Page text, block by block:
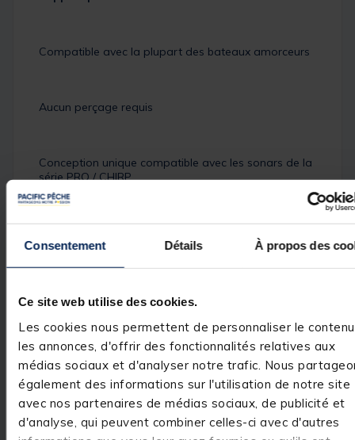
Consentement Détails À propos des
Ce site web utilise des cookies.
Les cookies nous permettent de personnaliser le
les annonces, d'offrir des fonctionnalités relatives aux
médias sociaux et d'analyser notre trafic. Nous
également des informations sur l'utilisation de notre site
avec nos partenaires de médias sociaux, de publicité et
d'analyse, qui peuvent combiner celles-ci avec d'autres
Compatible avec la plupart des bateaux amorceurs
Aucun perçage requis
Conception unique compatible avec les sonars de la
série PRO / CHIRP
Longueur allongée de 18 à 28 cm
Spécifications
Réf.